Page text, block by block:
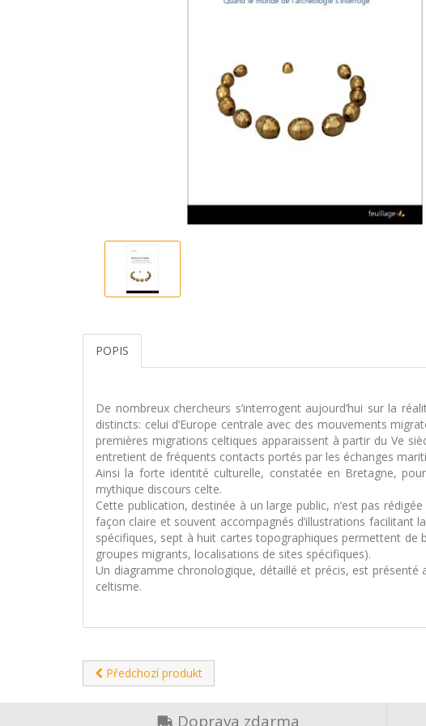
POPIS
De nombreux chercheurs s’interrogent aujourd’hui sur la
distincts: celui d’Europe centrale avec des mouvements
premières migrations celtiques apparaissent à partir du Ve
entretient de fréquents contacts portés par les échanges
Ainsi la forte identité culturelle, constatée en Bretagne,
mythique discours celte.
Cette publication, destinée à un large public, n’est pas
façon claire et souvent accompagnés d’illustrations facilitant
spécifiques, sept à huit cartes topographiques permettent
groupes migrants, localisations de sites spécifiques).
Un diagramme chronologique, détaillé et précis, est
celtisme.
Předchozí produkt
Doprava zdarma